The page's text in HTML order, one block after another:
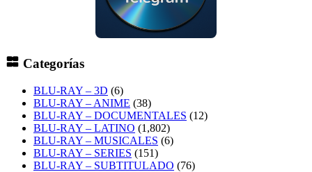
Categorías
BLU-RAY – 3D (6)
BLU-RAY – ANIME (38)
BLU-RAY – DOCUMENTALES (12)
BLU-RAY – LATINO (1,802)
BLU-RAY – MUSICALES (6)
BLU-RAY – SERIES (151)
BLU-RAY – SUBTITULADO (76)